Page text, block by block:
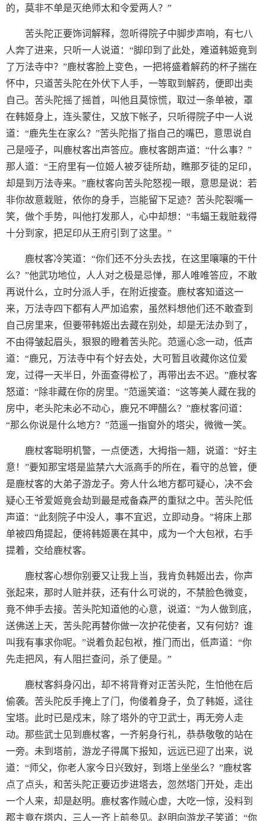
的，莫非不单是灭绝师太和令爱两人？”
苦头陀正要饰词解释，忽听得院子中脚步声响，有七八
人奔了进来，只听一人说道：“脚印到了此处，难道韩姬竟到
了万法寺中？”鹿杖客脸上变色，一把将盛着解药的杯子揣在
怀中，只道苦头陀在外伏下人手，一等取到解药，便即出卖
自己。苦头陀摇了摇首，叫他且莫惊慌，取过一条单被，罩
在韩姬身上，连头蒙住，又放下帐子，只听得院子中一人说
道：“鹿先生在家么？”苦头陀指了指自己的嘴巴，意思说自
己是哑子，叫鹿杖客出声答应。鹿杖客朗声道：“什么事？”
那人道：“王府里有一位姬人被歹徒所劫，瞧那歹徒的足印，
却是到万法寺来。”鹿杖客向苦头陀怒视一眼，意思是说：若
非你故意栽赃，依你的身手，岂能留下足迹？苦头陀裂嘴一
笑，做个手势，叫他打发那人，心中却想：“韦蝠王栽赃栽得
十分到家，把足印从王府引到了这里。”
鹿杖客冷笑道：“你们还不分头去找，在这里嚷嚷的干什
么？”他武功地位，人人对之极是忌惮，那人唯唯答应，不敢
再说什么，立时分派人手，在附近搜查。鹿杖客知道这一
来，万法寺四下都有人严加追索，虽然料想他们还不敢查到
自己房里来，但要带韩姬出去藏在别处，却是无法办到了，
不由得皱起眉头，狠狠的瞪着苦头陀。范遥心念一动，低声
道：“鹿兄，万法寺中有个好去处，大可暂且收藏你这位爱
宠，过得一天半日，外面查得松了，再带出去不迟。”鹿杖客
怒道：“除非藏在你的房里。”范遥笑道：“这等美人藏在我的
房中，老头陀未必不动心，鹿兄不呷醋么？”鹿杖客问道：
“那么你说是什么地方？”范遥一指窗外的塔尖，微微一笑。
鹿杖客聪明机警，一点便透，大拇指一翘，说道：“好主
意！”要知那宝塔是监禁六大派高手的所在，看守的总管，便
是鹿杖客的大弟子游龙子。旁人什么地方都可疑心，决不会
疑心王爷爱姬竟会劫到最是戒备森严的重狱之中。苦头陀低
声道：“此刻院子中没人，事不宜迟，立即动身。”将床上那
单被四角提起，便将韩姬裹在其中，成为一个大包袱，右手
提着，交给鹿杖客。
鹿杖客心想你别要又让我上当，我肯负韩姬出去，你声
张起来，那时人赃并获，还有什么可说的，不禁脸色微变，
竟不伸手去接。苦头陀知道他的心意，说道：“为人做到底，
送佛送上天，苦头陀再替你做一次护花使者，又有何妨？谁
叫我有事求你呢。”说着负起包袱，推门而出，低声道：“你
先走把风，有人阻拦查问，杀了便是。”
鹿杖客斜身闪出，却不将背脊对正苦头陀，生怕他在后
偷袭。苦头陀反手掩上了门，佝偻着身子，负了韩姬，迳往
宝塔。此时已是戍末，除了塔外的守卫武士，再无旁人走
动。那些武士见到鹿杖客，一齐躬身行礼，恭恭敬敬的站在
一旁。未到塔前，游龙子得属下报知，远远已迎了出来，说
道：“师父，你老人家今日兴致好，到塔上坐坐么？”鹿杖客
点了点头，和苦头陀正要迈步进塔去，忽然塔门开处，走出
一个人来，却是赵明。鹿杖客作贼心虚，大吃一惊，没料到
郡主竟在塔内，三人一齐上前参见。赵明向游龙子笑道：“你